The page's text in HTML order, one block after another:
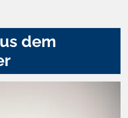
dem